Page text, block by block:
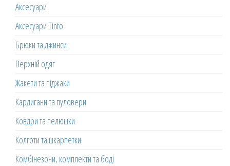
Аксесуари
Аксесуари Tinto
Брюки та джинси
Верхній одяг
Жакети та піджаки
Кардигани та пуловери
Ковдри та пелюшки
Колготи та шкарпетки
Комбінезони, комплекти та боді